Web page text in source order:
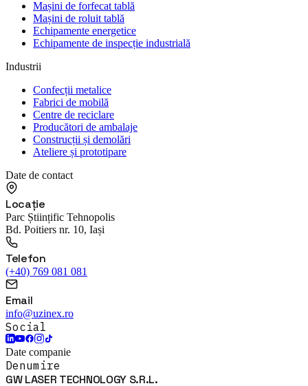
Mașini de forfecat tablă
Mașini de roluit tablă
Echipamente energetice
Echipamente de inspecție industrială
Industrii
Confecții metalice
Fabrici de mobilă
Centre de reciclare
Producători de ambalaje
Construcții și demolări
Ateliere și prototipare
Date de contact
Locație
Parc Științific Tehnopolis
Bd. Poitiers nr. 10, Iași
Telefon
(+40) 769 081 081
Email
info@uzinex.ro
Social
Date companie
Denumire
GW LASER TECHNOLOGY S.R.L.